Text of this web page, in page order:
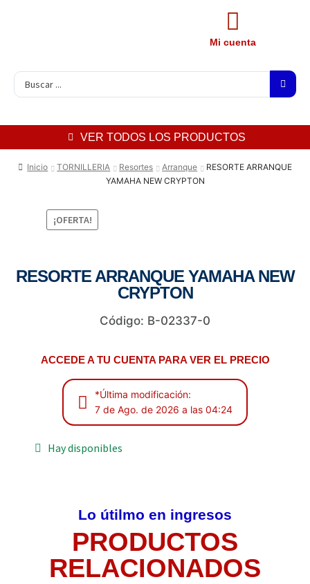
Mi cuenta
VER TODOS LOS PRODUCTOS
Inicio TORNILLERIA Resortes Arranque
RESORTE ARRANQUE
YAMAHA NEW CRYPTON
¡OFERTA!
RESORTE ARRANQUE YAMAHA NEW
CRYPTON
Código: B-02337-0
ACCEDE A TU CUENTA PARA VER EL PRECIO
*Última modificación:
7 de Ago. de 2026 a las 04:24
Hay disponibles
Lo útilmo en ingresos
PRODUCTOS
RELACIONADOS